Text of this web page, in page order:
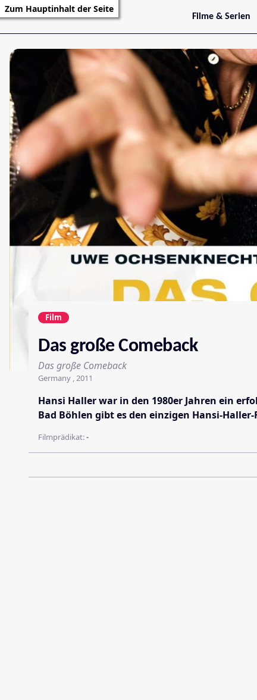
Zum Hauptinhalt der Seite
Filme & Serien
Trailer
Filmarchiv
Serienarchiv
Film
Das große Comeback
Das große Comeback
Germany , 2011
Hansi Haller war in den 1980er Jahren ein
Bad Böhlen gibt es den einzigen Hansi-
Filmprädikat:-